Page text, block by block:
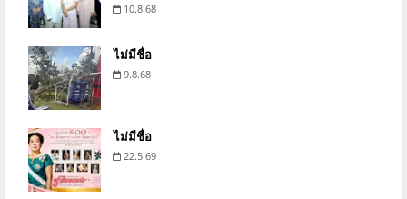
10.8.68
ไม่มีชื่อ
9.8.68
ไม่มีชื่อ
22.5.69